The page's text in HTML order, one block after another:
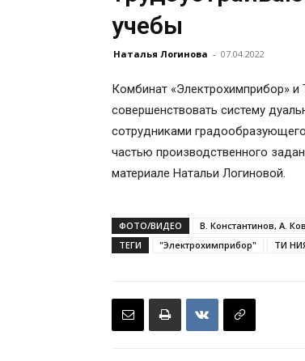
учебы
Наталья Логинова - 07.04.2022
Комбинат «Электрохимприбор»
совершенствовать систему
сотрудниками
частью производственного
материале Натальи Логиновой.
ФОТО/ВИДЕО
В. Константинов, А.
ТЕГИ
"Электрохимприбор" ТИ